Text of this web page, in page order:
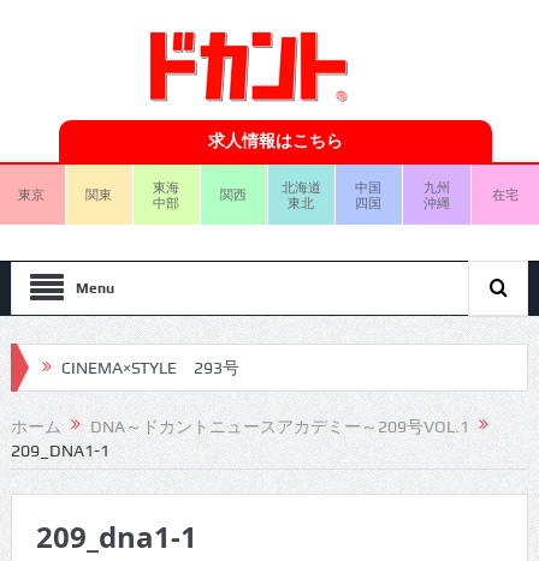
求人情報はこちら
東京 関東
東海
中部
関西
北海道
東北
中国
四国
九州
沖縄
在宅
Menu
CINEMA×STYLE 293号
CINEMA×STYLE 292号
CINEMA×STYLE 291号
CINEMA×STYLE 289号
ホーム
DNA～ドカントニュースアカデミー～209号VOL.1
209_DNA1-1
209_dna1-1